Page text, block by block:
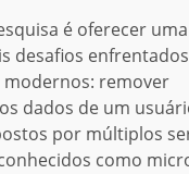
é oferecer
desafios
remover
dados de um
por múltiplos
como